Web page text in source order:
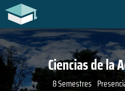
Ciencias de la
8 Semestres